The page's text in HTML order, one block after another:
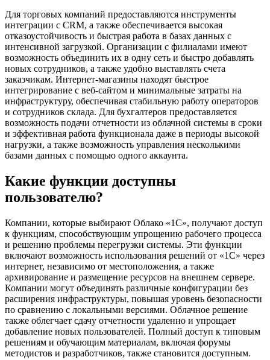
Для торговых компаний предоставляются инструменты
интеграции с CRM, а также обеспечивается высокая
отказоустойчивость и быстрая работа в базах данных с
интенсивной загрузкой. Организации с филиалами имеют
возможность объединить их в одну сеть и быстро добавлять
новых сотрудников, а также удобно выставлять счета
заказчикам. Интернет-магазины находят быстрое
интегрирование с веб-сайтом и минимальные затраты на
инфраструктуру, обеспечивая стабильную работу операторов
и сотрудников склада. Для бухгалтеров предоставляется
возможность подачи отчетности из облачной системы в сроки
и эффективная работа функционала даже в периоды высокой
нагрузки, а также возможность управления несколькими
базами данных с помощью одного аккаунта.
Какие функции доступны
пользователю?
Компании, которые выбирают Облако «1С», получают доступ
к функциям, способствующим упрощению рабочего процесса
и решению проблемы перегрузки системы. Эти функции
включают возможность использования решений от «1С» через
интернет, независимо от местоположения, а также
архивирование и размещение ресурсов на внешнем сервере.
Компании могут объединять различные конфигурации без
расширения инфраструктуры, повышая уровень безопасности
по сравнению с локальными версиями. Облачное решение
также облегчает сдачу отчетности удаленно и упрощает
добавление новых пользователей. Полный доступ к типовым
решениям и обучающим материалам, включая форумы
методистов и разработчиков, также становится доступным.